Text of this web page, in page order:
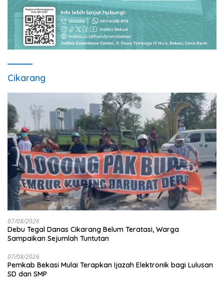
Cikarang
07/08/2026
Debu Tegal Danas Cikarang Belum Teratasi, Warga
Sampaikan Sejumlah Tuntutan
07/08/2026
Pemkab Bekasi Mulai Terapkan Ijazah Elektronik bagi Lulusan
SD dan SMP